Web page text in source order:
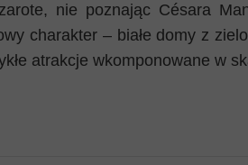
nie poznając Césara
charakter – białe domy z
atrakcje wkomponowane w